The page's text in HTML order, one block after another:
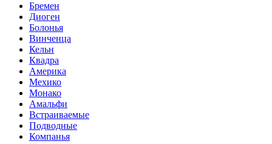
Бремен
Диоген
Болонья
Винченца
Кельн
Квадра
Америка
Мехико
Монако
Амальфи
Встраиваемые
Подводные
Компанья